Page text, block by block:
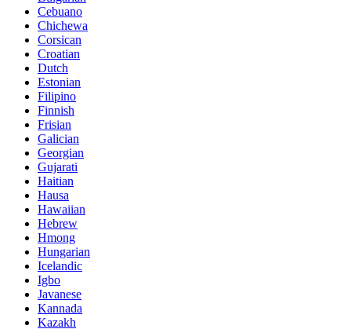
Cebuano
Chichewa
Corsican
Croatian
Dutch
Estonian
Filipino
Finnish
Frisian
Galician
Georgian
Gujarati
Haitian
Hausa
Hawaiian
Hebrew
Hmong
Hungarian
Icelandic
Igbo
Javanese
Kannada
Kazakh